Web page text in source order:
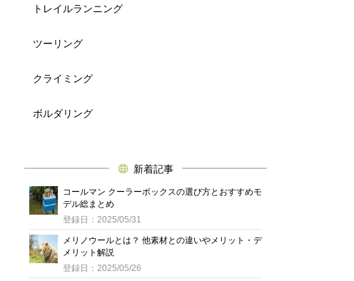
トレイルランニング
ツーリング
クライミング
ボルダリング
新着記事
コールマン クーラーボックスの選び方とおすすめモ
デル総まとめ
登録日：2025/05/31
メリノウールとは？ 他素材との違いやメリット・デ
メリット解説
登録日：2025/05/26